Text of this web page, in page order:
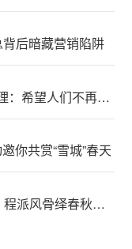
后暗藏营销陷阱
专访“张雪机车”香港总代理：希望人们不再觉得国产车不行
你共赏“雪城”春天
京剧《望儿台》福州首演 程派风骨绎春秋母爱绝唱